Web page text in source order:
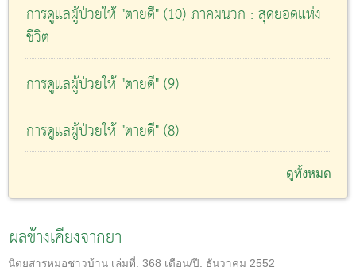
การดูแลผู้ป่วยให้ "ตายดี" (10) ภาคผนวก : สุดยอดแห่ง
ชีวิต
การดูแลผู้ป่วยให้ "ตายดี" (9)
การดูแลผู้ป่วยให้ "ตายดี" (8)
ดูทั้งหมด
ผลข้างเคียงจากยา
นิตยสารหมอชาวบ้าน เล่มที่: 368 เดือน/ปี: ธันวาคม 2552